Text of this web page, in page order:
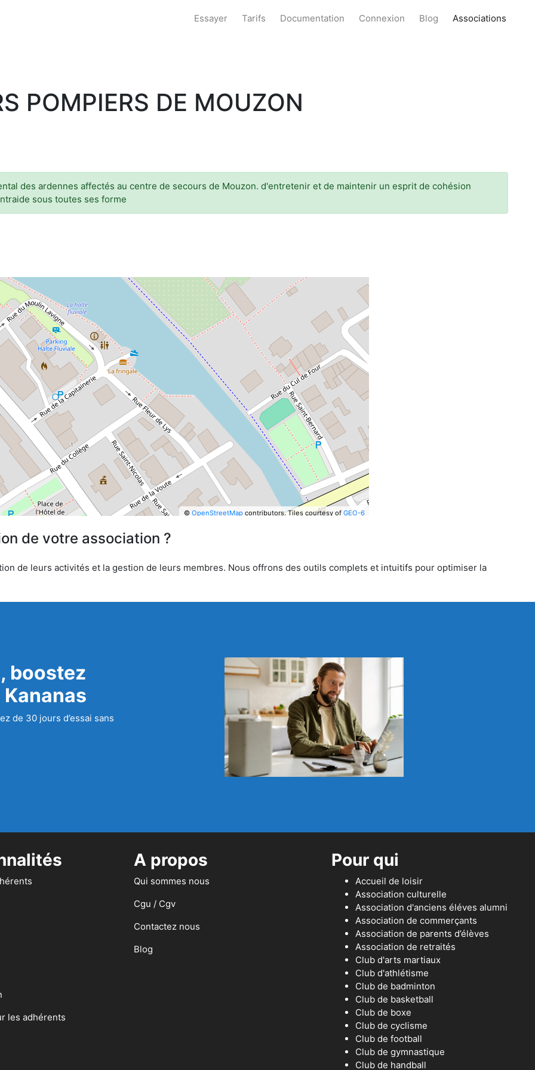
Essayer Tarifs Documentation Connexion Blog Associations
POMPIERS DE MOUZON
des ardennes affectés au centre de secours de Mouzon. d'entretenir et de maintenir un esprit de cohésion
sous toutes ses forme
© OpenStreetMapcontributors. Tiles courtesy of GEO-6
de votre association ?
de leurs activités et la gestion de leurs membres. Nous offrons des outils complets et intuitifs pour optimiser la
boostez
de 30 jours d’essai sans
les adhérents
A propos
Qui sommes nous
Cgu / Cgv
Contactez nous
Blog
Pour qui
Accueil de loisir
Association culturelle
Association d'anciens éléves alumni
Association de commerçants
Association de parents d’élèves
Association de retraités
Club d'arts martiaux
Club d'athlétisme
Club de badminton
Club de basketball
Club de boxe
Club de cyclisme
Club de football
Club de gymnastique
Club de handball